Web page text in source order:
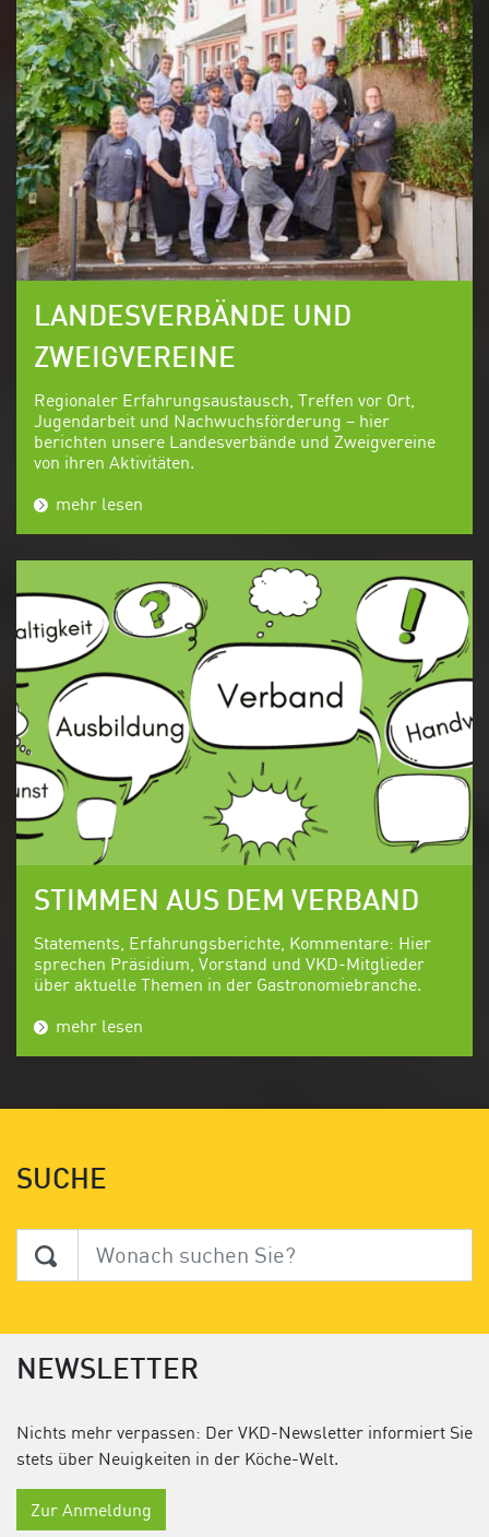
LANDESVERBÄNDE UND
ZWEIGVEREINE
Regionaler Erfahrungsaustausch, Treffen vor Ort,
Jugendarbeit und Nachwuchsförderung – hier
berichten unsere Landesverbände und Zweigvereine
von ihren Aktivitäten.
mehr lesen
STIMMEN AUS DEM VERBAND
Statements, Erfahrungsberichte, Kommentare: Hier
sprechen Präsidium, Vorstand und VKD-Mitglieder
über aktuelle Themen in der Gastronomiebranche.
mehr lesen
SUCHE
NEWSLETTER
Nichts mehr verpassen: Der VKD-Newsletter informiert Sie
stets über Neuigkeiten in der Köche-Welt.
Zur Anmeldung